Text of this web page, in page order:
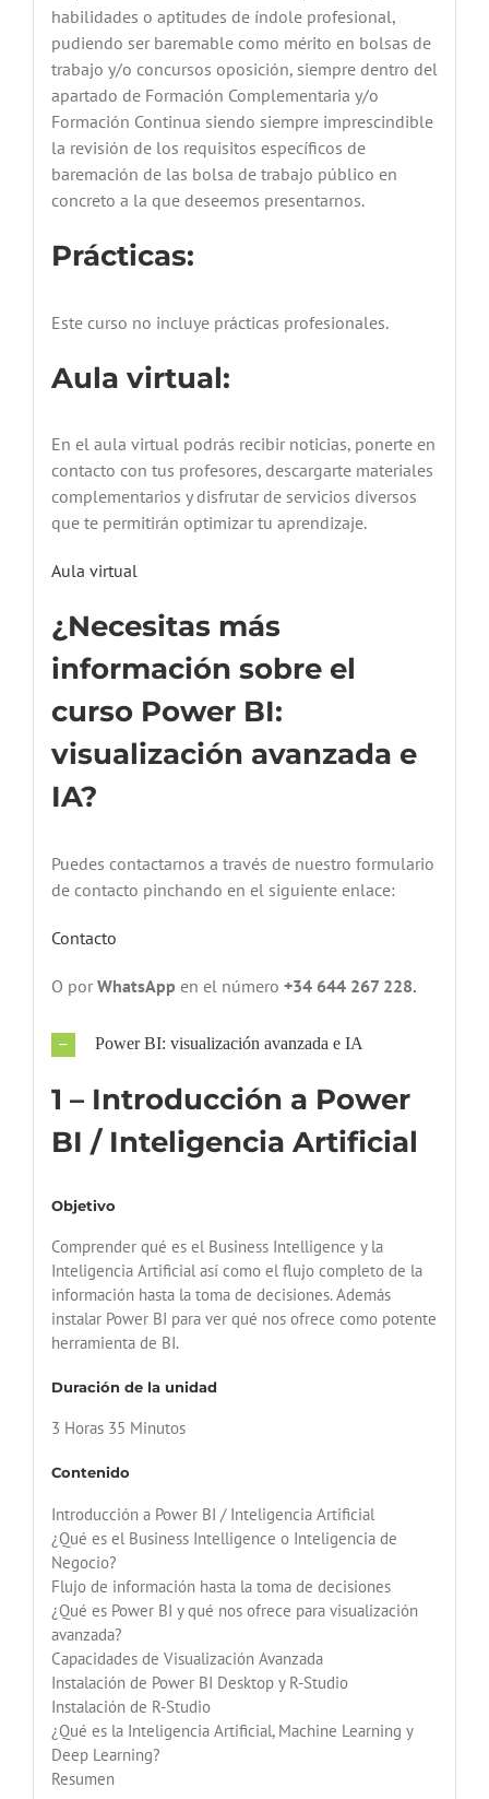
habilidades o aptitudes de índole profesional,
pudiendo ser baremable como mérito en bolsas de
trabajo y/o concursos oposición, siempre dentro del
apartado de Formación Complementaria y/o
Formación Continua siendo siempre imprescindible
la revisión de los requisitos específicos de
baremación de las bolsa de trabajo público en
concreto a la que deseemos presentarnos.
Prácticas:
Este curso no incluye prácticas profesionales.
Aula virtual:
En el aula virtual podrás recibir noticias, ponerte en
contacto con tus profesores, descargarte materiales
complementarios y disfrutar de servicios diversos
que te permitirán optimizar tu aprendizaje.
Aula virtual
¿Necesitas más
información sobre el
curso Power BI:
visualización avanzada e
IA?
Puedes contactarnos a través de nuestro formulario
de contacto pinchando en el siguiente enlace:
Contacto
O por WhatsApp en el número +34 644 267 228.
Power BI: visualización avanzada e IA
1 – Introducción a Power
BI / Inteligencia Artificial
Objetivo
Comprender qué es el Business Intelligence y la
Inteligencia Artificial así como el flujo completo de la
información hasta la toma de decisiones. Además
instalar Power BI para ver qué nos ofrece como potente
herramienta de BI.
Duración de la unidad
3 Horas 35 Minutos
Contenido
Introducción a Power BI / Inteligencia Artificial
¿Qué es el Business Intelligence o Inteligencia de
Negocio?
Flujo de información hasta la toma de decisiones
¿Qué es Power BI y qué nos ofrece para visualización
avanzada?
Capacidades de Visualización Avanzada
Instalación de Power BI Desktop y R-Studio
Instalación de R-Studio
¿Qué es la Inteligencia Artificial, Machine Learning y
Deep Learning?
Resumen